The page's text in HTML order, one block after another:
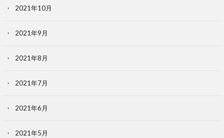
2021年10月
2021年9月
2021年8月
2021年7月
2021年6月
2021年5月